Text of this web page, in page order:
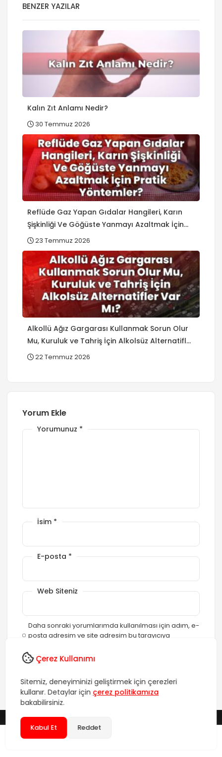
BENZER YAZILAR
Kalın Zıt Anlamı Nedir?
30 Temmuz 2026
Reflüde Gaz Yapan Gıdalar Hangileri, Karın
Şişkinliği Ve Göğüste Yanmayı Azaltmak İçin
Pratik Yöntemler?
23 Temmuz 2026
Alkollü Ağız Gargarası Kullanmak Sorun Olur
Mu, Kuruluk ve Tahriş İçin Alkolsüz Alternatifler
Var Mı?
22 Temmuz 2026
Yorum Ekle
Yorumunuz *
İsim *
E-posta *
Web Siteniz
Daha sonraki yorumlarımda kullanılması için adım, e-
posta adresim ve site adresim bu tarayıcıya
Çerez Kullanımı
Sitemiz, deneyiminizi geliştirmek için çerezleri
kullanır. Detaylar için çerez politikamıza
bakabilirsiniz.
Kabul Et Reddet